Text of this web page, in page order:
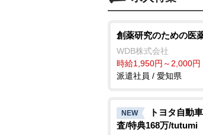
創薬研究のための医
WDB株式会社
時給1,950円～2,000円
派遣社員 / 愛知県
NEW
トヨタ自動
査/特典168万/tutumi